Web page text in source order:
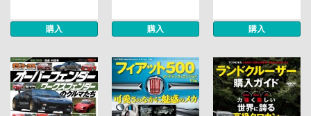
購入 購入 購入